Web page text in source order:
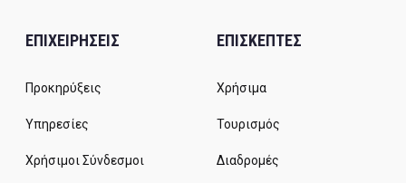
ΕΠΙΧΕΙΡΗΣΕΙΣ
Προκηρύξεις
Υπηρεσίες
Χρήσιμοι Σύνδεσμοι
ΕΠΙΣΚΕΠΤΕΣ
Χρήσιμα
Τουρισμός
Διαδρομές